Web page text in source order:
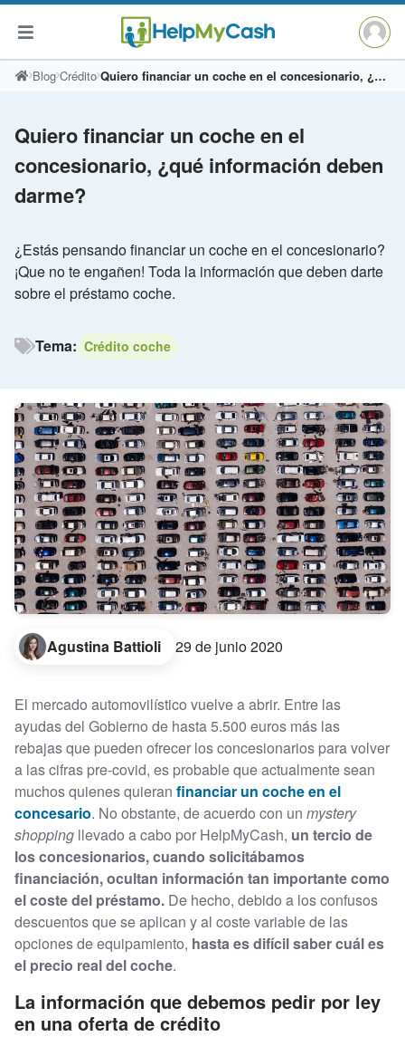
SaltarBlog Crédito Quiero financiar un coche en el concesionario, ¿qué información deben darme?
Quiero financiar un coche en el
concesionario, ¿qué información deben
darme?
¿Estás pensando financiar un coche en el concesionario?
¡Que no te engañen! Toda la información que deben darte
sobre el préstamo coche.
Tema: Crédito coche
Agustina Battioli 29 de junio 2020
El mercado automovilístico vuelve a abrir. Entre las
ayudas del Gobierno de hasta 5.500 euros más las
rebajas que pueden ofrecer los concesionarios para volver
a las cifras pre-covid, es probable que actualmente sean
muchos quienes quieran financiar un coche en el
concesario. No obstante, de acuerdo con un mystery
shopping llevado a cabo por HelpMyCash, un tercio de
los concesionarios, cuando solicitábamos
financiación, ocultan información tan importante como
el coste del préstamo. De hecho, debido a los confusos
descuentos que se aplican y al coste variable de las
opciones de equipamiento, hasta es difícil saber cuál es
el precio real del coche.
La información que debemos pedir por ley
en una oferta de crédito